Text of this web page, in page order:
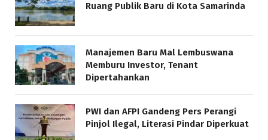
Ruang Publik Baru di Kota Samarinda
Manajemen Baru Mal Lembuswana
Memburu Investor, Tenant
Dipertahankan
PWI dan AFPI Gandeng Pers Perangi
Pinjol Ilegal, Literasi Pindar Diperkuat